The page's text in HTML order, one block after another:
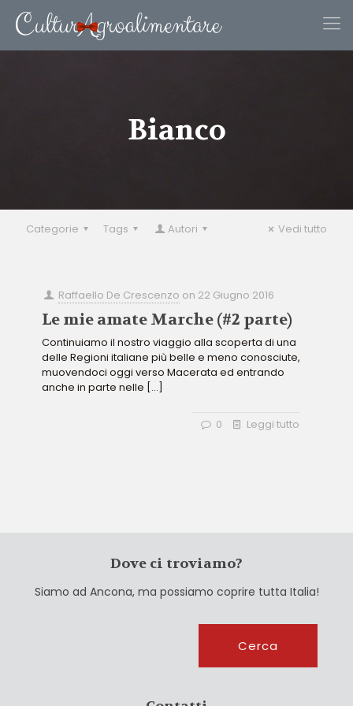
Bianco
Categorie Tags Autori Vedi tutto
Raffaello De Crescenzo on 22 Giugno 2016
Le mie amate Marche (#2 parte)
Continuiamo il nostro viaggio alla scoperta di una
delle Regioni italiane più belle e meno conosciute,
muovendoci oggi verso Macerata ed entrando
anche in parte nelle […]
0 Leggi tutto
Dove ci troviamo?
Siamo ad Ancona, ma possiamo coprire tutta Italia!
Cerca